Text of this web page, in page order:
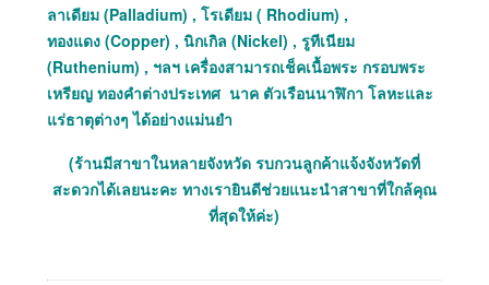
ลาเดียม (Palladium) , โรเดียม ( Rhodium) ,
ทองแดง (Copper) , นิกเกิล (Nickel) , รูทีเนียม
(Ruthenium) , ฯลฯ เครื่องสามารถเช็คเนื้อพระ กรอบพระ
เหรียญ ทองคำต่างประเทศ นาค ตัวเรือนนาฬิกา โลหะและ
แร่ธาตุต่างๆ ได้อย่างแม่นยำ
(ร้านมีสาขาในหลายจังหวัด รบกวนลูกค้าแจ้งจังหวัดที่
สะดวกได้เลยนะคะ ทางเรายินดีช่วยแนะนำสาขาที่ใกล้คุณ
ที่สุดให้ค่ะ)